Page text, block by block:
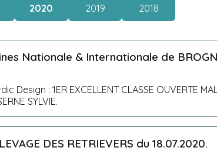
2020 2019 2018
Nationale & Internationale de
Design : 1ER EXCELLENT CLASSE OUVERTE
SYLVIE.
DES RETRIEVERS du 18.07.2020.